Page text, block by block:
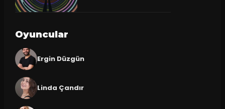
Oyuncular
Ergin Düzgün
Linda Çandır